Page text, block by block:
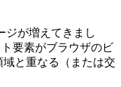
ジが増えてきまし
ト要素がブラウザのビ
と重なる（または交